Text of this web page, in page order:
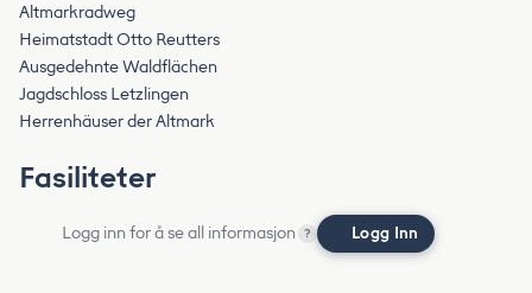
Altmarkradweg
Heimatstadt Otto Reutters
Ausgedehnte Waldflächen
Jagdschloss Letzlingen
Herrenhäuser der Altmark
Fasiliteter
Logg inn for å se all informasjon ? Logg Inn